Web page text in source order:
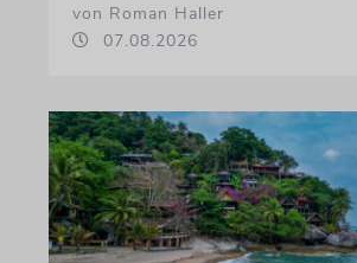
von Roman Haller
07.08.2026